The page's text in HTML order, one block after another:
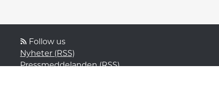
Follow us
Nyheter (RSS)
Pressmeddelanden (RSS)